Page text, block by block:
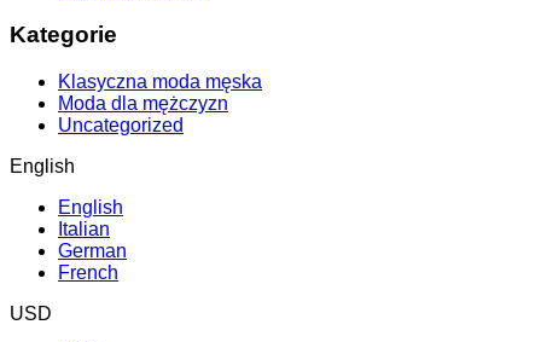
Kategorie
Klasyczna moda męska
Moda dla mężczyzn
Uncategorized
English
English
Italian
German
French
USD